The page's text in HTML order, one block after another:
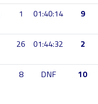
1 01:40:14 9
26 01:44:32 2
8 DNF 10